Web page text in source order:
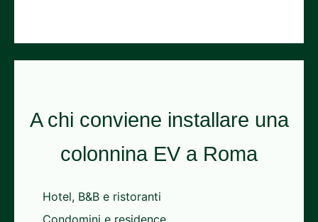
A chi conviene installare una
colonnina EV a Roma
Hotel, B&B e ristoranti
Condomini e residence